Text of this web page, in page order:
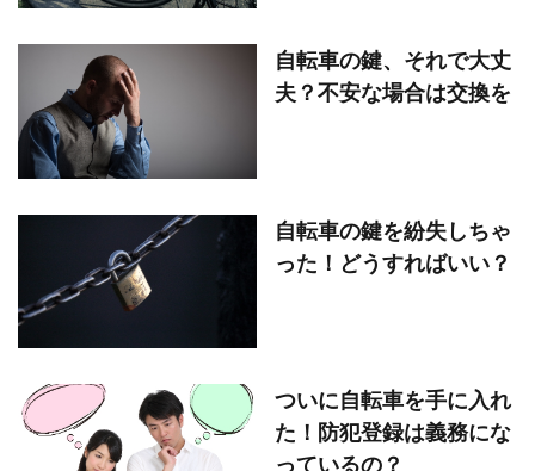
自転車の鍵、それで大丈
夫？不安な場合は交換を
自転車の鍵を紛失しちゃ
った！どうすればいい？
ついに自転車を手に入れ
た！防犯登録は義務にな
っているの？